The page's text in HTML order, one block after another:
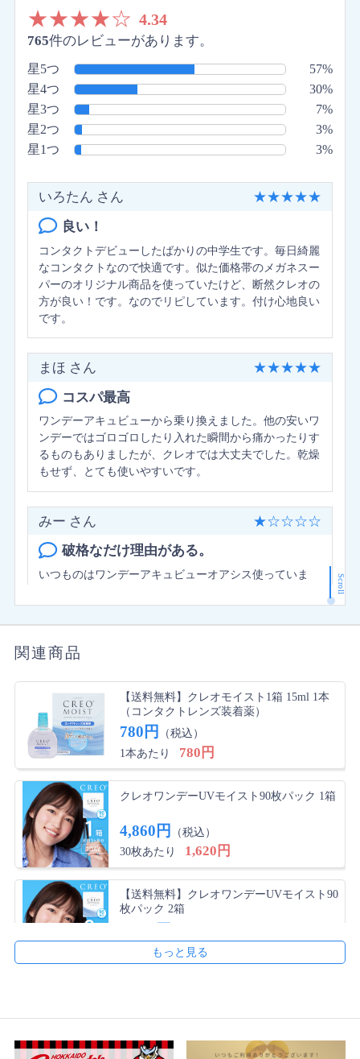
★★★★☆ 4.34
765件のレビューがあります。
星5つ
57%
星4つ
30%
星3つ
7%
星2つ
3%
星1つ
3%
いろたん さん ★★★★★
良い！
コンタクトデビューしたばかりの中学生です。毎日綺麗
なコンタクトなので快適です。似た価格帯のメガネスー
パーのオリジナル商品を使っていたけど、断然クレオの
方が良い！です。なのでリピしています。付け心地良い
です。
まほ さん ★★★★★
コスパ最高
ワンデーアキュビューから乗り換えました。他の安いワ
ンデーではゴロゴロしたり入れた瞬間から痛かったりす
るものもありましたが、クレオでは大丈夫でした。乾燥
もせず、とても使いやすいです。
みー さん ★☆☆☆☆
破格なだけ理由がある。
いつものはワンデーアキュビューオアシス使っていま
すごいですが、装着後の違和感ゴロゴロ感があり1日中
付け続けられません。付けて1時間が限界です。
安い
乾かず、使いやすい。今までのが高すぎた
たか さん ★★★★★
コスパ
数年使用してますが、使用感良好です。価格も安いし助
かってます。
さや さん ★★★★★
こんなにいいコンタクトはない！！
初めてつけてみて一日目なのですがもうリピ確です！つ
けた瞬間から軽くてつけてる感覚すらないようなくらい
クトはないです！本当に最高のコンタクトです！！
Scroll
関連商品
【送料無料】クレオモイスト1箱 15ml 1本
（コンタクトレンズ装着薬）
780円
（税込）
1本あたり
780円
クレオワンデーUVモイスト90枚パック 1箱
4,860円
（税込）
30枚あたり
1,620円
【送料無料】クレオワンデーUVモイスト90
枚パック 2箱
30枚あたり
1,570円
30枚あたり
1,570円